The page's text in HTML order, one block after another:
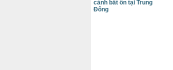
cảnh bất ổn tại Trung
Đông